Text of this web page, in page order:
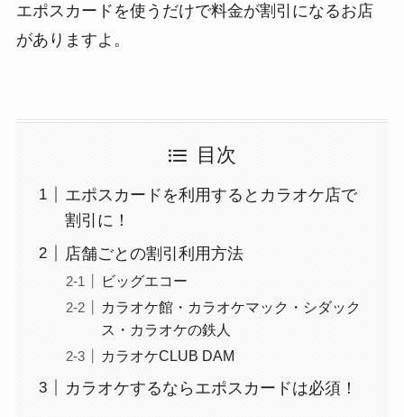
エポスカードを使うだけで料金が割引になるお店
がありますよ。
目次
エポスカードを利用するとカラオケ店で
割引に！
店舗ごとの割引利用方法
ビッグエコー
カラオケ館・カラオケマック・シダック
ス・カラオケの鉄人
カラオケCLUB DAM
カラオケするならエポスカードは必須！